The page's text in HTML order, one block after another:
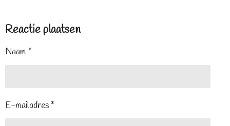
Reactie plaatsen
Naam *
E-mailadres *